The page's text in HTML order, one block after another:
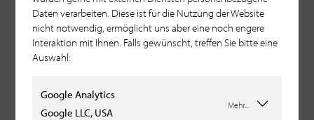
Mitglied bei
Wirtschaftskammer Salzburg
www.ris.bka.gv.at
Daten verarbeiten. Diese ist für die Nutzung der Website
nicht notwendig, ermöglicht uns aber eine noch engere
Interaktion mit Ihnen. Falls gewünscht, treffen Sie bitte eine
Auswahl:
Google Analytics
Google LLC, USA
Mehr...